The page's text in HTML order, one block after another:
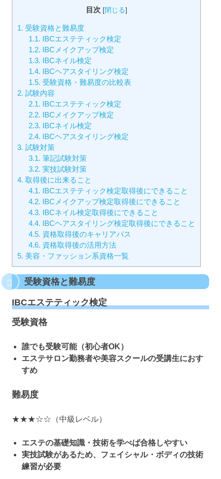
目次 [閉じる]
1. 受験資格と難易度
1.1. IBCエステティック検定
1.2. IBCメイクアップ検定
1.3. IBCネイル検定
1.4. IBCヘアスタイリング検定
1.5. 受験資格・難易度の比較表
2. 試験内容
2.1. IBCエステティック検定
2.2. IBCメイクアップ検定
2.3. IBCネイル検定
2.4. IBCヘアスタイリング検定
3. 試験対策
3.1. 筆記試験対策
3.2. 実技試験対策
4. 取得後に出来ること
4.1. IBCエステティック検定取得後にできること
4.2. IBCメイクアップ検定取得後にできること
4.3. IBCネイル検定取得後にできること
4.4. IBCヘアスタイリング検定取得後にできること
4.5. 資格取得後のキャリアパス
4.6. 資格取得後の活用方法
5. 美容・ファッション系資格一覧
受験資格と難易度
IBCエステティック検定
受験資格
誰でも受験可能（初心者OK）
エステサロン勤務者や美容スクールの受講生におす
すめ
難易度
★★★☆☆（中級レベル）
エステの基礎知識・技術を学べば合格しやすい
実技試験があるため、フェイシャル・ボディの技術
練習が必要